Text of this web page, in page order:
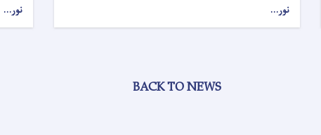
نور... نور...
BACK TO NEWS